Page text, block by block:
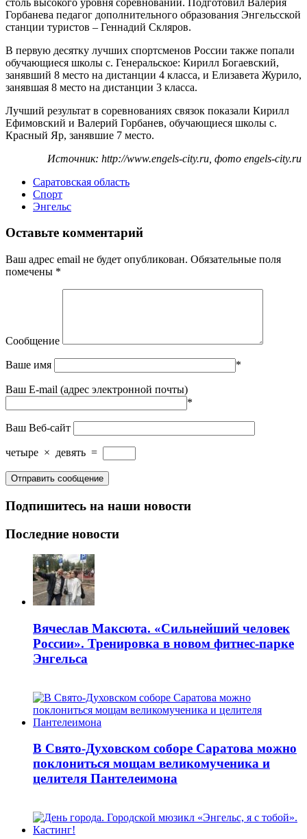
Горбанева педагог дополнительного образования Энгельсской
станции туристов – Геннадий Скляров.
В первую десятку лучших спортсменов России также попали
обучающиеся школы с. Генеральское: Кирилл Богаевский,
занявший 8 место на дистанции 4 класса, и Елизавета Журило,
занявшая 8 место на дистанции 3 класса.
Лучший результат в соревнованиях связок показали Кирилл
Ефимовский и Валерий Горбанев, обучающиеся школы с.
Красный Яр, занявшие 7 место.
Источник: http://www.engels-city.ru, фото engels-city.ru
Саратовская область
Спорт
Энгельс
Оставьте комментарий
Ваш адрес email не будет опубликован. Обязательные поля
помечены *
Сообщение
Ваше имя *
Ваш E-mail (адрес электронной почты)
*
Ваш Веб-сайт
четыре × девять =
Подпишитесь на наши новости
Последние новости
Вячеслав Максюта. «Сильнейший человек
России». Тренировка в новом фитнес-парке
Энгельса
В Свято-Духовском соборе Саратова можно
поклониться мощам великомученика и
целителя Пантелеимона